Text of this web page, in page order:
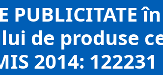
PUBLICITATE
de produse
2014: 122231